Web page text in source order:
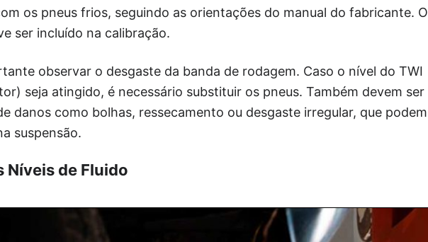
os pneus frios, seguindo as orientações do manual do fabricante. O
ser incluído na calibração.
observar o desgaste da banda de rodagem. Caso o nível do TWI
seja atingido, é necessário substituir os pneus. Também devem ser
danos como bolhas, ressecamento ou desgaste irregular, que podem
suspensão.
Níveis de Fluido